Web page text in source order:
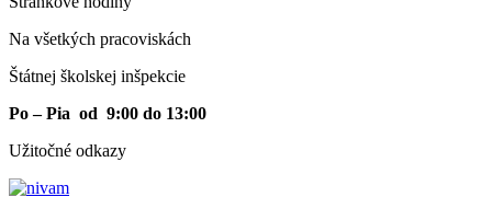
Na všetkých pracoviskách
Štátnej školskej inšpekcie
Po – Pia od 9:00 do 13:00
Užitočné odkazy